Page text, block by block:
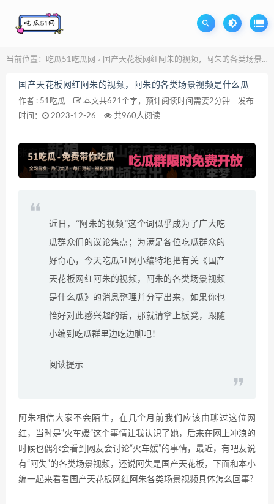
当前位置： 吃瓜51吃瓜网 > 国产天花板网红阿朱的视频，阿朱的各类场景视频是什么瓜
国产天花板网红阿朱的视频，阿朱的各类场景视频是什么瓜
作者 : 51吃瓜 本文共621个字，预计阅读时间需要2分钟
发布
时间：
2023-12-26 共960人阅读
近日，“阿朱的视频”这个词似乎成为了广大吃
瓜群众们的议论焦点；为满足各位吃瓜群众的
好奇心，今天吃瓜51网小编特地把有关《国产
天花板网红阿朱的视频，阿朱的各类场景视频
是什么瓜》的消息整理并分享出来，如果你也
恰好对此感兴趣的话，那就请拿上板凳，跟随
小编到吃瓜群里边吃边聊吧！
阅读提示
阿朱相信大家不会陌生，在几个月前我们应该由聊过这位网
红，当时是“火车媛”这个事情让我认识了她，后来在网上冲浪的
时候也偶尔会看到网友会讨论“火车媛”的事情，最近，有吧友说
有“阿失”的各类场景视频，还说阿失是国产天花板，下面和本小
编一起来看看国产天花板网红阿朱各类场景视频具体怎么回事?